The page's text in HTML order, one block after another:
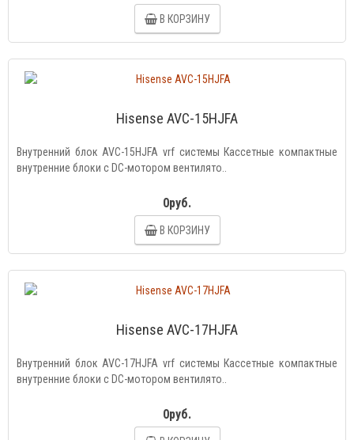
В КОРЗИНУ
Hisense AVC-15HJFA
Внутренний блок AVC-15HJFA vrf системы Кассетные компактные
внутренние блоки с DC-мотором вентилято..
0руб.
В КОРЗИНУ
Hisense AVC-17HJFA
Внутренний блок AVC-17HJFA vrf системы Кассетные компактные
внутренние блоки с DC-мотором вентилято..
0руб.